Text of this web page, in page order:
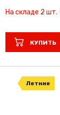
На складе 2 шт.
КУПИТЬ
Летние